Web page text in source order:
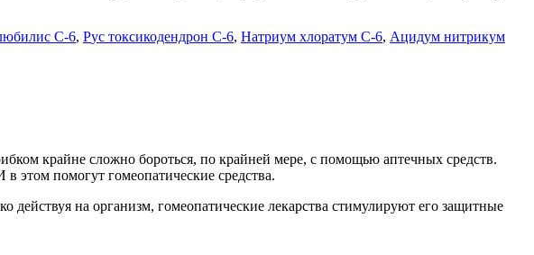
С-6, Рус токсикодендрон С-6, Натриум хлоратум С-6, Ацидум нитрикум
крайне сложно бороться, по крайней мере, с помощью аптечных средств.
этом помогут гомеопатические средства.
действуя на организм, гомеопатические лекарства стимулируют его защитные